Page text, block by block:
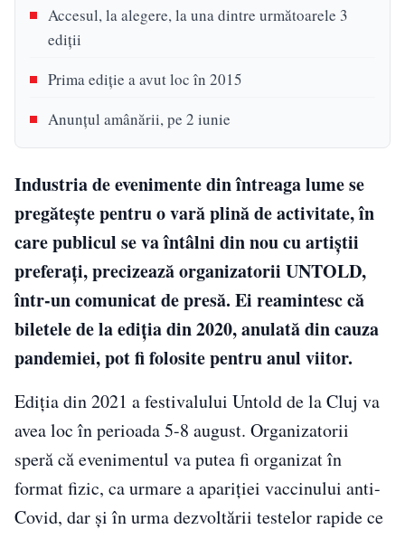
Accesul, la alegere, la una dintre următoarele 3
ediții
Prima ediție a avut loc în 2015
Anunțul amânării, pe 2 iunie
Industria de evenimente din întreaga lume se
pregătește pentru o vară plină de activitate, în
care publicul se va întâlni din nou cu artiștii
preferați, precizează organizatorii UNTOLD,
într-un comunicat de presă. Ei reamintesc că
biletele de la ediția din 2020, anulată din cauza
pandemiei, pot fi folosite pentru anul viitor.
Ediția din 2021 a festivalului Untold de la Cluj va
avea loc în perioada 5-8 august. Organizatorii
speră că evenimentul va putea fi organizat în
format fizic, ca urmare a apariției vaccinului anti-
Covid, dar și în urma dezvoltării testelor rapide ce